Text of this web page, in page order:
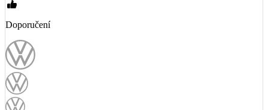
Doporučení